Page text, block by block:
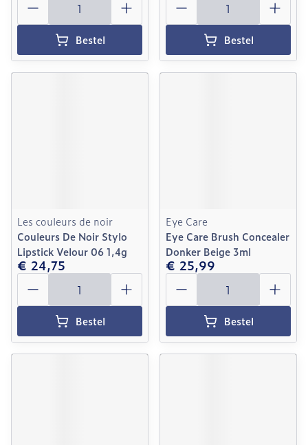
Bestel Bestel
Les couleurs de noir
Couleurs De Noir Stylo
Lipstick Velour 06 1,4g
€ 24,75
Aantal
Bestel
Eye Care
Eye Care Brush Concealer
Donker Beige 3ml
€ 25,99
Aantal
Bestel